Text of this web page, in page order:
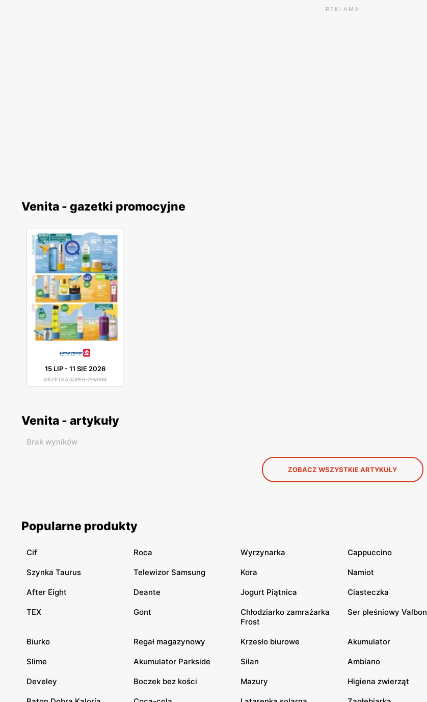
REKLAMA
Venita - gazetki promocyjne
15 LIP-11 SIE 2026
GAZETKA SUPER-PHARM
Venita - artykuły
Brak wyników
ZOBACZ WSZYSTKIE ARTYKUŁY
Popularne produkty
Cif Roca Wyrzynarka Cappuccino
Szynka Taurus Telewizor Samsung Kora Namiot
After Eight Deante Jogurt Piątnica Ciasteczka
TEX Gont
Chłodziarko zamrażarka
Frost
Ser pleśniowy Valbon
Biurko Regał magazynowy Krzesło biurowe Akumulator
Slime Akumulator Parkside Silan Ambiano
Develey Boczek bez kości Mazury Higiena zwierząt